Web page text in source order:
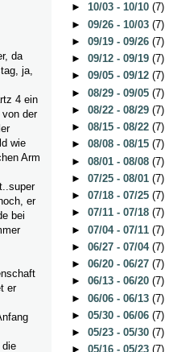
da
ja,
4 ein
der
wie
Arm
er
bei
er
die
► 10/03 - 10/10 (7)
► 09/26 - 10/03 (7)
► 09/19 - 09/26 (7)
► 09/12 - 09/19 (7)
► 09/05 - 09/12 (7)
► 08/29 - 09/05 (7)
► 08/22 - 08/29 (7)
► 08/15 - 08/22 (7)
► 08/08 - 08/15 (7)
► 08/01 - 08/08 (7)
► 07/25 - 08/01 (7)
► 07/18 - 07/25 (7)
► 07/11 - 07/18 (7)
► 07/04 - 07/11 (7)
► 06/27 - 07/04 (7)
► 06/20 - 06/27 (7)
► 06/13 - 06/20 (7)
► 06/06 - 06/13 (7)
► 05/30 - 06/06 (7)
► 05/23 - 05/30 (7)
► 05/16 - 05/23 (7)